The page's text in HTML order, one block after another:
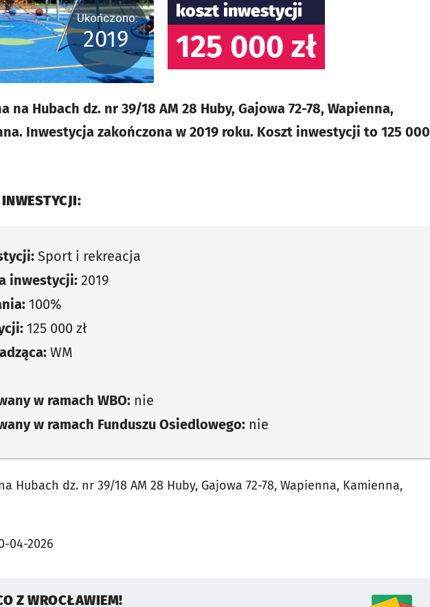
Ukończono:
2019
koszt inwestycji
125 000 zł
na Hubach dz. nr 39/18 AM 28 Huby, Gajowa 72-78, Wapienna,
Inwestycja zakończona w 2019 roku. Koszt inwestycji to 125 000
Sport i rekreacja
inwestycji: 2019
100%
125 000 zł
WM
w ramach WBO: nie
w ramach Funduszu Osiedlowego: nie
Hubach dz. nr 39/18 AM 28 Huby, Gajowa 72-78, Wapienna, Kamienna,
04-2026
Z WROCŁAWIEM!